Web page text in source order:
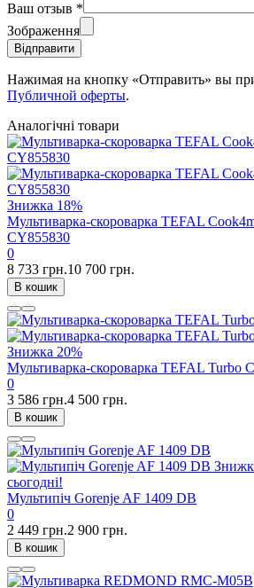
Ваш отзыв *
Зображення
Відправити
Нажимая на кнопку «Отправить» вы
Публичной оферты.
Аналогічні товари
Знижка 18%
Мультиварка-скороварка TEFAL
CY855830
0
8 733 грн.10 700 грн.
В кошик
Знижка 20%
Мультиварка-скороварка TEFAL Turbo
0
3 586 грн.4 500 грн.
В кошик
сьогодні!
Мультипіч Gorenje AF 1409 DB
0
2 449 грн.2 900 грн.
В кошик